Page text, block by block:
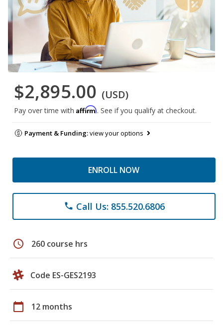
$2,895.00 (USD)
Pay over time with Affirm. See if you qualify at checkout.
Payment & Funding:view your options
ENROLL NOW
phone Call Us: 855.520.6806
schedule 260 course hrs
Code ES-GES2193
calendar_today 12 months